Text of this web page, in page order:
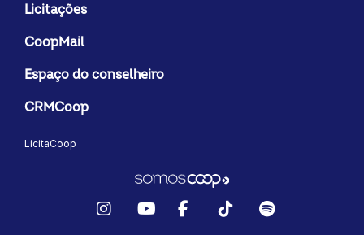
Licitações
CoopMail
Espaço do conselheiro
CRMCoop
LicitaCoop